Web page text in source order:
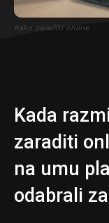
Kako zaraditi online
Kada
zaraditi
na umu
odabrali